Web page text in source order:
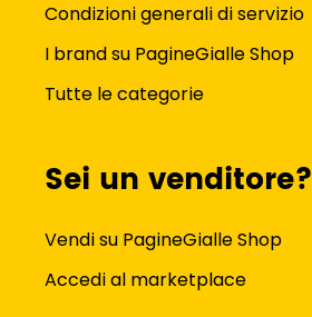
Condizioni generali di servizio
I brand su PagineGialle Shop
Tutte le categorie
Sei un venditore?
Vendi su PagineGialle Shop
Accedi al marketplace